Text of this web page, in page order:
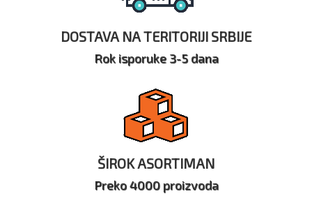
DOSTAVA NA TERITORIJI SRBIJE
Rok isporuke 3-5 dana
ŠIROK ASORTIMAN
Preko 4000 proizvoda